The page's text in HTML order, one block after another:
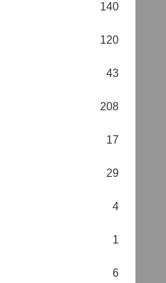
140
120
43
208
17
29
4
1
6